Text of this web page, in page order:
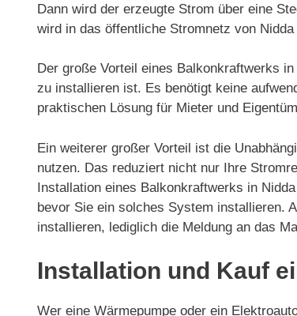
Dann wird der erzeugte Strom über eine
wird in das öffentliche Stromnetz von
Der große Vorteil eines Balkonkraftwerks
zu installieren ist. Es benötigt keine
praktischen Lösung für Mieter und
Ein weiterer großer Vorteil ist die
nutzen. Das reduziert nicht nur Ihre
Installation eines Balkonkraftwerks in
bevor Sie ein solches System installieren.
installieren, lediglich die Meldung an das
Installation und Kauf
Wer eine Wärmepumpe oder ein